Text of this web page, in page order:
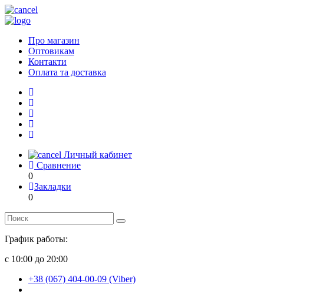
Про магазин
Оптовикам
Контакти
Оплата та доставка
Личный кабинет
Сравнение
0
Закладки
0
График работы:
с 10:00 до 20:00
+38 (067) 404-00-09 (Viber)